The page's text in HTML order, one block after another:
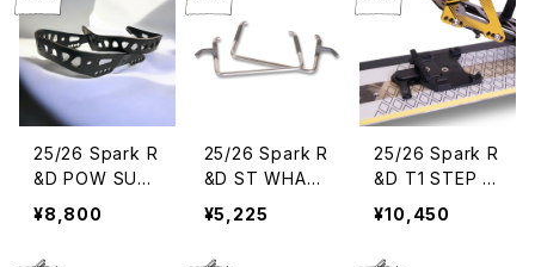
25/26 Spark R
&D POW SURF
ER HEEL LOOP
S (M/L)※サイ
¥8,800
25/26 Spark R
&D ST WHAM
MY BARS
¥5,225
25/26 Spark R
&D T1 STEP L
OCKER
¥10,450